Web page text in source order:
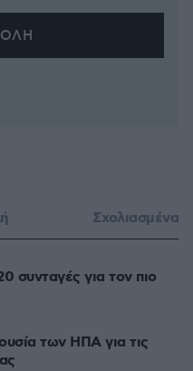
Σχολιασμένα
συνταγές για τον πιο
των ΗΠΑ για τις